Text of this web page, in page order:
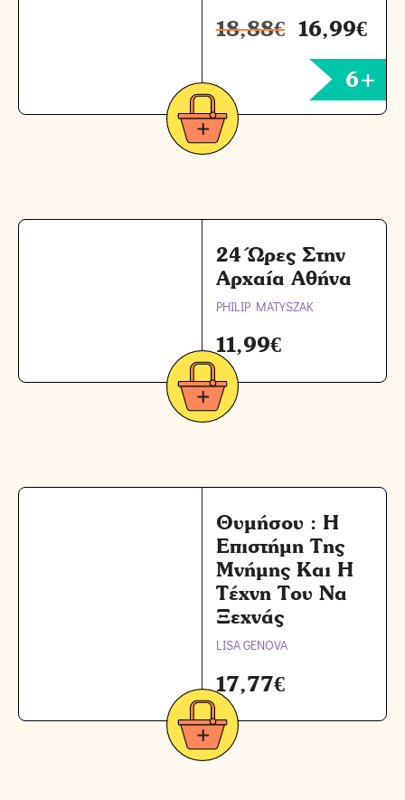
18,88€ 16,99€
6+
24 Ώρες Στην
Αρχαία Αθήνα
PHILIP MATYSZAK
11,99€
Θυμήσου : Η
Επιστήμη Της
Μνήμης Και Η
Τέχνη Του Να
Ξεχνάς
LISA GENOVA
17,77€